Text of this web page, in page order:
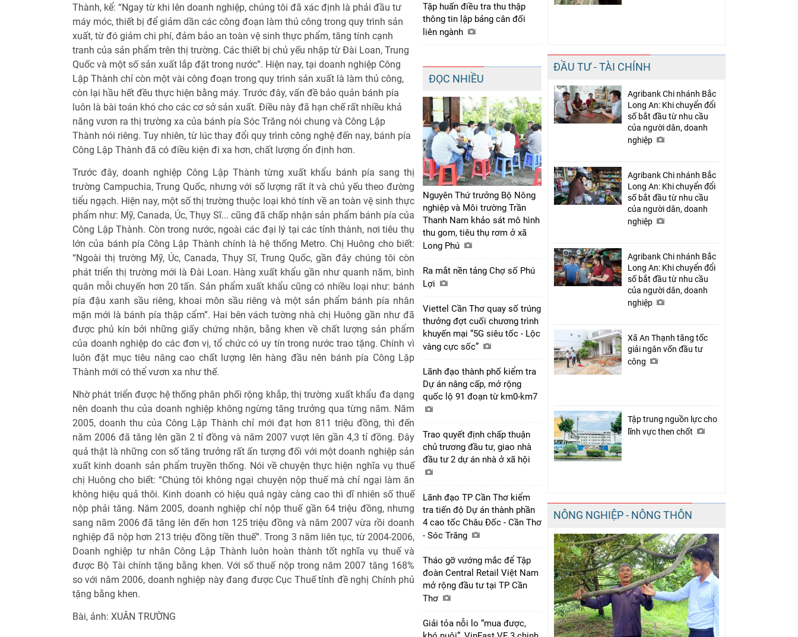
Thành, kể: “Ngay từ khi lên doanh nghiệp, chúng tôi đã xác định là phải đầu tư
máy móc, thiết bị để giảm dần các công đoạn làm thủ công trong quy trình sản
xuất, từ đó giảm chi phí, đảm bảo an toàn vệ sinh thực phẩm, tăng tính cạnh
tranh của sản phẩm trên thị trường. Các thiết bị chủ yếu nhập từ Đài Loan, Trung
Quốc và một số sản xuất lắp đặt trong nước”. Hiện nay, tại doanh nghiệp Công
Lập Thành chỉ còn một vài công đoạn trong quy trình sản xuất là làm thủ công,
còn lại hầu hết đều thực hiện bằng máy. Trước đây, vấn đề bảo quản bánh pía
luôn là bài toán khó cho các cơ sở sản xuất. Điều này đã hạn chế rất nhiều khả
năng vươn ra thị trường xa của bánh pía Sóc Trăng nói chung và Công Lập
Thành nói riêng. Tuy nhiên, từ lúc thay đổi quy trình công nghệ đến nay, bánh pía
Công Lập Thành đã có điều kiện đi xa hơn, chất lượng ổn định hơn.
Trước đây, doanh nghiệp Công Lập Thành từng xuất khẩu bánh pía sang thị
trường Campuchia, Trung Quốc, nhưng với số lượng rất ít và chủ yếu theo đường
tiểu ngạch. Hiện nay, một số thị trường thuộc loại khó tính về an toàn vệ sinh thực
phẩm như: Mỹ, Canada, Úc, Thụy Sĩ... cũng đã chấp nhận sản phẩm bánh pía của
Công Lập Thành. Còn trong nước, ngoài các đại lý tại các tỉnh thành, nơi tiêu thụ
lớn của bánh pía Công Lập Thành chính là hệ thống Metro. Chị Huông cho biết:
“Ngoài thị trường Mỹ, Úc, Canada, Thụy Sĩ, Trung Quốc, gần đây chúng tôi còn
phát triển thị trường mới là Đài Loan. Hàng xuất khẩu gần như quanh năm, bình
quân mỗi chuyến hơn 20 tấn. Sản phẩm xuất khẩu cũng có nhiều loại như: bánh
pía đậu xanh sầu riêng, khoai môn sầu riêng và một sản phẩm bánh pía nhân
mặn mới là bánh pía thập cẩm”. Hai bên vách tường nhà chị Huông gần như đã
được phủ kín bởi những giấy chứng nhận, bằng khen về chất lượng sản phẩm
của doanh nghiệp do các đơn vị, tổ chức có uy tín trong nước trao tặng. Chính vì
luôn đặt mục tiêu nâng cao chất lượng lên hàng đầu nên bánh pía Công Lập
Thành mới có thể vươn xa như thế.
Nhờ phát triển được hệ thống phân phối rộng khắp, thị trường xuất khẩu đa dạng
nên doanh thu của doanh nghiệp không ngừng tăng trưởng qua từng năm. Năm
2005, doanh thu của Công Lập Thành chỉ mới đạt hơn 811 triệu đồng, thì đến
năm 2006 đã tăng lên gần 2 tỉ đồng và năm 2007 vượt lên gần 4,3 tỉ đồng. Đây
quả thật là những con số tăng trưởng rất ấn tượng đối với một doanh nghiệp sản
xuất kinh doanh sản phẩm truyền thống. Nói về chuyện thực hiện nghĩa vụ thuế
chị Huông cho biết: “Chúng tôi không ngại chuyện nộp thuế mà chỉ ngại làm ăn
không hiệu quả thôi. Kinh doanh có hiệu quả ngày càng cao thì dĩ nhiên số thuế
nộp phải tăng. Năm 2005, doanh nghiệp chỉ nộp thuế gần 64 triệu đồng, nhưng
sang năm 2006 đã tăng lên đến hơn 125 triệu đồng và năm 2007 vừa rồi doanh
nghiệp đã nộp hơn 213 triệu đồng tiền thuế”. Trong 3 năm liên tục, từ 2004-2006,
Doanh nghiệp tư nhân Công Lập Thành luôn hoàn thành tốt nghĩa vụ thuế và
được Bộ Tài chính tặng bằng khen. Với số thuế nộp trong năm 2007 tăng 168%
so với năm 2006, doanh nghiệp này đang được Cục Thuế tỉnh đề nghị Chính phủ
tặng bằng khen.
Bài, ảnh: XUÂN TRƯỜNG
Tập huấn điều tra thu thập
thông tin lập bảng cân đối
liên ngành
ĐỌC NHIỀU
Nguyên Thứ trưởng Bộ Nông
nghiệp và Môi trường Trần
Thanh Nam khảo sát mô hình
thu gom, tiêu thụ rơm ở xã
Long Phú
Ra mắt nền tảng Chợ số Phú
Lợi
Viettel Cần Thơ quay số trúng
thưởng đợt cuối chương trình
khuyến mại “5G siêu tốc - Lộc
vàng cực sốc”
Lãnh đạo thành phố kiểm tra
Dự án nâng cấp, mở rộng
quốc lộ 91 đoạn từ km0-km7
Trao quyết định chấp thuận
chủ trương đầu tư, giao nhà
đầu tư 2 dự án nhà ở xã hội
Lãnh đạo TP Cần Thơ kiểm
tra tiến độ Dự án thành phần
4 cao tốc Châu Đốc - Cần Thơ
- Sóc Trăng
Tháo gỡ vướng mắc để Tập
đoàn Central Retail Việt Nam
mở rộng đầu tư tại TP Cần
Thơ
Giải tỏa nỗi lo “mua được,
ĐẦU TƯ - TÀI CHÍNH
Agribank Chi nhánh Bắc
Long An: Khi chuyển đổi
số bắt đầu từ nhu cầu
của người dân, doanh
nghiệp
Agribank Chi nhánh Bắc
Long An: Khi chuyển đổi
số bắt đầu từ nhu cầu
của người dân, doanh
nghiệp
Agribank Chi nhánh Bắc
Long An: Khi chuyển đổi
số bắt đầu từ nhu cầu
của người dân, doanh
nghiệp
Xã An Thạnh tăng tốc
giải ngân vốn đầu tư
công
Tập trung nguồn lực cho
lĩnh vực then chốt
NÔNG NGHIỆP - NÔNG THÔN